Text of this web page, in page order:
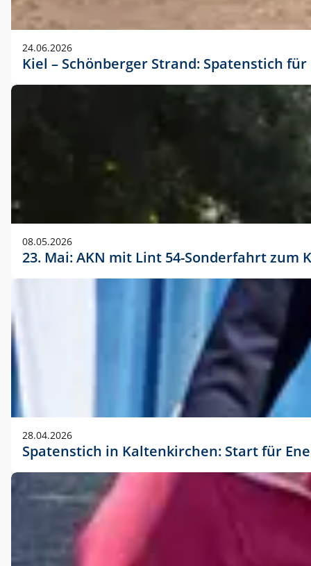
24.06.2026
Kiel – Schönberger Strand: Spatenstich
08.05.2026
23. Mai: AKN mit Lint 54-Sonderfahrt
28.04.2026
Spatenstich in Kaltenkirchen: Start für